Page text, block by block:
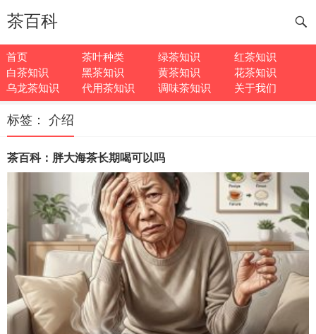
茶百科
首页 茶叶种类 绿茶知识
红茶知识
白茶知识
黑茶知识 黄茶知识
花茶知识
乌龙茶知识
代用茶知识 调味茶知识 关于我们
标签： 介绍
茶百科：胖大海茶长期喝可以吗